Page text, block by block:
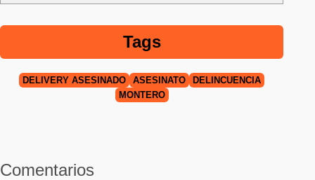
Tags
DELIVERY ASESINADO ASESINATO
DELINCUENCIA
MONTERO
Comentarios